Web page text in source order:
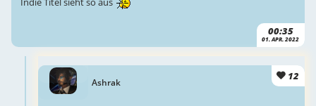
00:35
01. APR. 2022
Ashrak
12